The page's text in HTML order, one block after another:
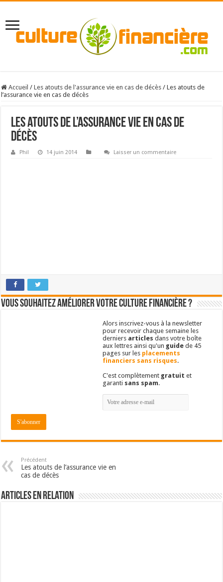
Accueil / Les atouts de l'assurance vie en cas de décès / Les atouts de
l’assurance vie en cas de décès
Les atouts de l’assurance vie en cas de
décès
Phil 14 juin 2014 Laisser un commentaire
Vous souhaitez améliorer votre culture financière ?
Alors inscrivez-vous à la newsletter
pour recevoir chaque semaine les
derniers articles dans votre boîte
aux lettres ainsi qu'un guide de 45
pages sur les placements
financiers sans risques.
C'est complètement gratuit et
garanti sans spam.
Précédent
Les atouts de l’assurance vie en
cas de décès
Articles en relation